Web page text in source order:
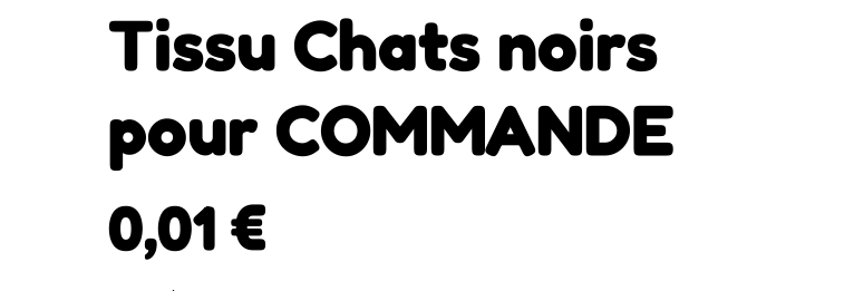
Tissu Chats noirs
pour COMMANDE
0,01 €